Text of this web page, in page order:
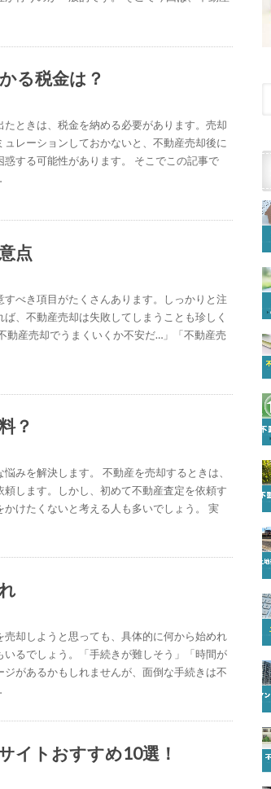
る税金は？
ときは、税金を納める必要があります。売却
ュレーションしておかないと、不動産売却後に
する可能性があります。 そこでこの記事で
点
べき項目がたくさんあります。しっかりと注
、不動産売却は失敗してしまうことも珍しく
動産売却でうまくいくか不安だ…」「不動産売
？
みを解決します。 不動産を売却するときは、
頼します。しかし、初めて不動産査定を依頼す
かけたくないと考える人も多いでしょう。 実
売却しようと思っても、具体的に何から始めれ
いるでしょう。「手続きが難しそう」「時間が
があるかもしれませんが、面倒な手続きは不
イトおすすめ10選！